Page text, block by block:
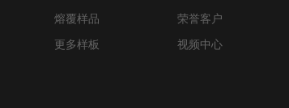
熔覆样品
更多样板
荣誉客户
视频中心